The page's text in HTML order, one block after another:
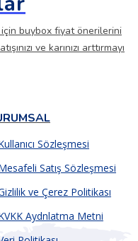
buybox fiyat önerilerini
ve karınızı arttırmayı
Sözleşmesi
Satış Sözleşmesi
ve Çerez Politikası
Aydnlatma Metni